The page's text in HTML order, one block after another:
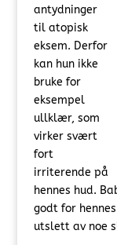
antydninger
til atopisk
eksem. Derfor
kan hun ikke
bruke for
eksempel
ullklær, som
virker svært
fort
irriterende på
hennes hud.
godt for
utslett av noe